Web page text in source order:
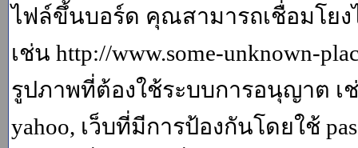
ไฟล์ขึ้นบอร์ด คุณสามารถเชื่อมโยง
เช่น http://www.some-unknown-
รูปภาพที่ต้องใช้ระบบการอนุญาต เ
yahoo, เว็บที่มีการป้องกันโดยใช้